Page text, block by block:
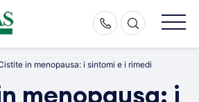
in menopausa: i sintomi e i rimedi
menopausa: i